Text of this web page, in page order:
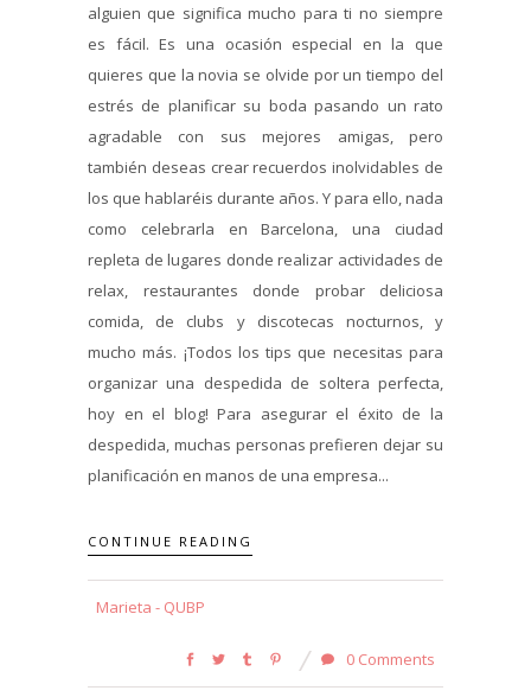
alguien que significa mucho para ti no siempre
es fácil. Es una ocasión especial en la que
quieres que la novia se olvide por un tiempo del
estrés de planificar su boda pasando un rato
agradable con sus mejores amigas, pero
también deseas crear recuerdos inolvidables de
los que hablaréis durante años. Y para ello, nada
como celebrarla en Barcelona, una ciudad
repleta de lugares donde realizar actividades de
relax, restaurantes donde probar deliciosa
comida, de clubs y discotecas nocturnos, y
mucho más. ¡Todos los tips que necesitas para
organizar una despedida de soltera perfecta,
hoy en el blog! Para asegurar el éxito de la
despedida, muchas personas prefieren dejar su
planificación en manos de una empresa...
CONTINUE READING
Marieta - QUBP
0 Comments